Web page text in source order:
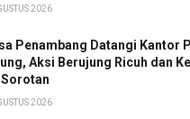
2026
Penambang Datangi Kantor
Aksi Berujung Ricuh dan
2026